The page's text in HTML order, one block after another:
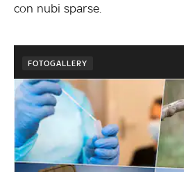
con nubi sparse.
FOTOGALLERY